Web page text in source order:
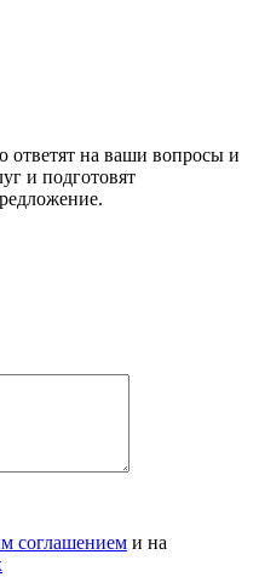
на ваши вопросы и
и подготовят
соглашением и на